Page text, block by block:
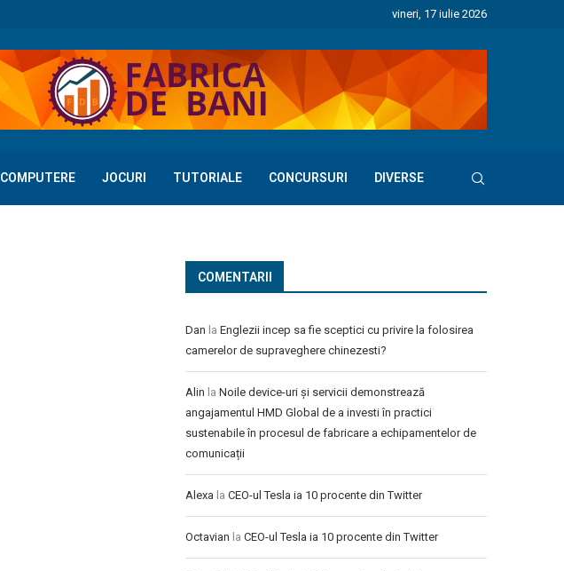
vineri, 17 iulie 2026
COMPUTERE JOCURI TUTORIALE CONCURSURI DIVERSE
COMENTARII
Dan la Englezii incep sa fie sceptici cu privire la folosirea
camerelor de supraveghere chinezesti?
Alin la Noile device-uri și servicii demonstrează
angajamentul HMD Global de a investi în practici
sustenabile în procesul de fabricare a echipamentelor de
comunicații
Alexa la CEO-ul Tesla ia 10 procente din Twitter
Octavian la CEO-ul Tesla ia 10 procente din Twitter